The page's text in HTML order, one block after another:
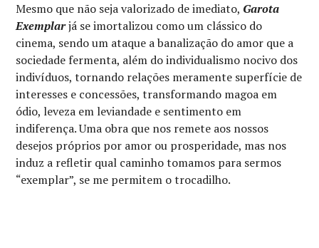
Mesmo que não seja valorizado de imediato, Garota
Exemplarjá se imortalizou como um clássico do
cinema, sendo um ataque a banalização do amor que a
sociedade fermenta, além do individualismo nocivo dos
indivíduos, tornando relações meramente superfície de
interesses e concessões, transformando magoa em
ódio, leveza em leviandade e sentimento em
indiferença. Uma obra que nos remete aos nossos
desejos próprios por amor ou prosperidade, mas nos
induz a refletir qual caminho tomamos para sermos
“exemplar”, se me permitem o trocadilho.